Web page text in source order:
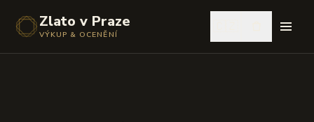
Zlato v Praze
VÝKUP & OCENĚNÍ